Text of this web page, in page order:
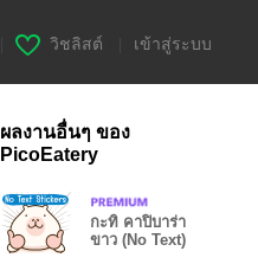
วิชลิสต์ เข้าสู่ระบบ
ผลงานอื่นๆ ของ
PicoEatery
กะทิ คาปิบาร่า
ขาว (No Text)